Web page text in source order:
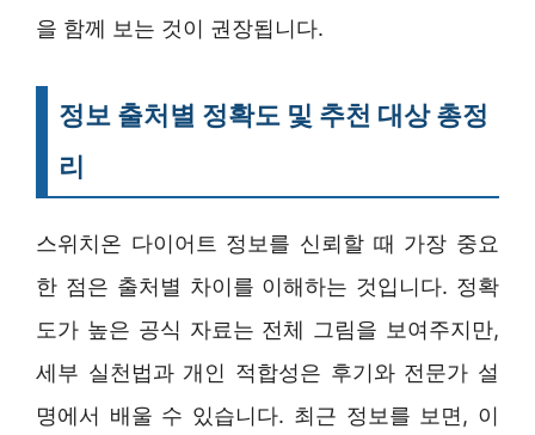
을 함께 보는 것이 권장됩니다.
정보 출처별 정확도 및 추천 대상 총정
리
스위치온 다이어트 정보를 신뢰할 때 가장 중요
한 점은 출처별 차이를 이해하는 것입니다. 정확
도가 높은 공식 자료는 전체 그림을 보여주지만,
세부 실천법과 개인 적합성은 후기와 전문가 설
명에서 배울 수 있습니다. 최근 정보를 보면, 이